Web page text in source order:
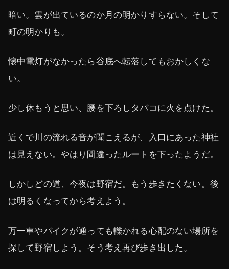
暗い。雲が出ているのか月の明かりすらない。そして
町の明かりも。
懐中電灯がなかったら谷底へ転落してもおかしくな
い。
少し休もうと思い、腰を下ろしタバコに火を点けた。
近くで川の流れる音が聞こえるが、入口にあった神社
は見えない。やはり間違ったルートを下ったようだ。
しかしどの道、今夜は野宿だ。もう歩きたくない。後
は明るくなってから考えよう。
万一車やバイクが通っても轢かれる心配のない場所を
探して野宿しよう。そう考え再び歩き出した。